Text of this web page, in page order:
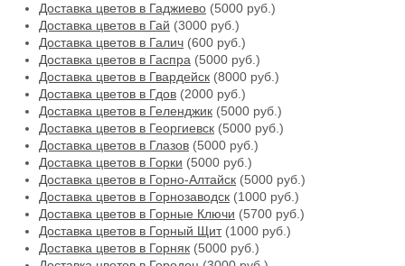
Доставка цветов в Гаджиево (5000 руб.)
Доставка цветов в Гай (3000 руб.)
Доставка цветов в Галич (600 руб.)
Доставка цветов в Гаспра (5000 руб.)
Доставка цветов в Гвардейск (8000 руб.)
Доставка цветов в Гдов (2000 руб.)
Доставка цветов в Геленджик (5000 руб.)
Доставка цветов в Георгиевск (5000 руб.)
Доставка цветов в Глазов (5000 руб.)
Доставка цветов в Горки (5000 руб.)
Доставка цветов в Горно-Алтайск (5000 руб.)
Доставка цветов в Горнозаводск (1000 руб.)
Доставка цветов в Горные Ключи (5700 руб.)
Доставка цветов в Горный Щит(1000 руб.)
Доставка цветов в Горняк (5000 руб.)